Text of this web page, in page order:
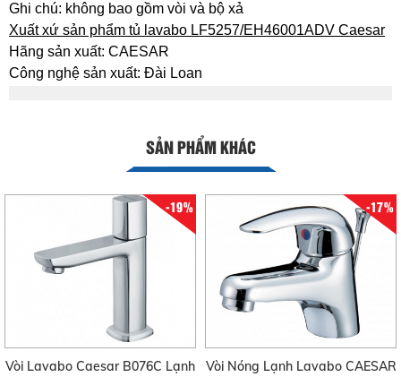
Ghi chú: không bao gồm vòi và bộ xả
Xuất xứ sản phẩm tủ lavabo LF5257/EH46001ADV Caesar
Hãng sản xuất: CAESAR
Công nghệ sản xuất: Đài Loan
SẢN PHẨM KHÁC
-19%
Vòi Lavabo Caesar B076C Lạnh
-17%
Vòi Nóng Lạnh Lavabo CAESAR